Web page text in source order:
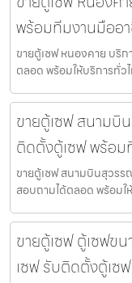
พร้อมทีมงานมืออ
ขายตู้เซฟ หนองคาย บริ
ตลอด พร้อมให้บริการทั่ว
ขายตู้เซฟ สนามบิ
ติดตั้งตู้เซฟ พร้อม
ขายตู้เซฟ สนามบินสุวร
สอบถามได้ตลอด พร้อมใ
ขายตู้เซฟ ตู้เซฟข
เซฟ รับติดตั้งตู้เซ